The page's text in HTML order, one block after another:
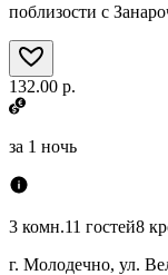
поблизости с
132.00 р.
за 1 ночь
3 комн.11 гостей8
г. Молодечно, ул.